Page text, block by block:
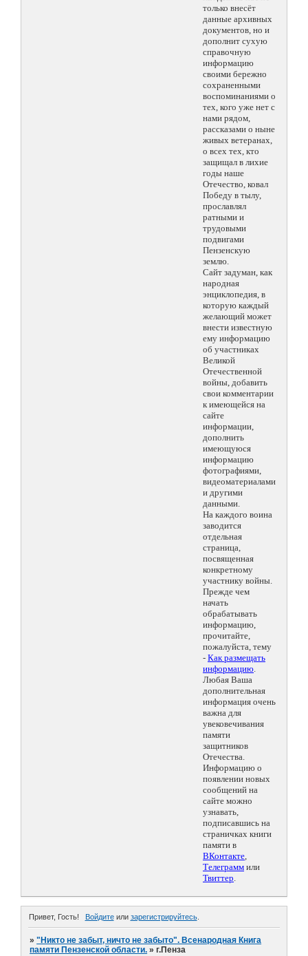
только внесёт
данные архивных
документов, но и
дополнит сухую
справочную
информацию
своими бережно
сохраненными
воспоминаниями о
тех, кого уже нет с
нами рядом,
рассказами о ныне
живых ветеранах,
о всех тех, кто
защищал в лихие
годы наше
Отечество, ковал
Победу в тылу,
прославлял
ратными и
трудовыми
подвигами
Пензенскую
землю.
Сайт задуман, как
народная
энциклопедия, в
которую каждый
желающий может
внести известную
ему информацию
об участниках
Великой
Отечественной
войны, добавить
свои комментарии
к имеющейся на
сайте
информации,
дополнить
имеющуюся
информацию
фотографиями,
видеоматериалами
и другими
данными.
На каждого воина
заводится
отдельная
страница,
посвященная
конкретному
участнику войны.
Прежде чем
начать
обрабатывать
информацию,
прочитайте,
пожалуйста, тему
- Как размещать
информацию.
Любая Ваша
дополнительная
информация очень
важна для
увековечивания
памяти
защитников
Отечества.
Информацию о
появлении новых
сообщений на
сайте можно
узнавать,
подписавшись на
страничках книги
памяти в
ВКонтакте,
Телеграмм или
Твиттер.
Привет, Гость! Войдитеили зарегистрируйтесь.
»"Никто не забыт, ничто не забыто". Всенародная Книга
памяти Пензенской области. »г.Пенза